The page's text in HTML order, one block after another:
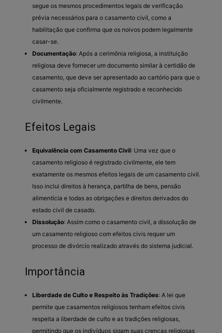
segue os mesmos procedimentos legais de verificação
prévia necessários para o casamento civil, como a
habilitação que confirma que os noivos podem legalmente
casar-se.
Documentação: Após a cerimônia religiosa, a instituição
religiosa deve fornecer um documento similar à certidão de
casamento, que deve ser apresentado ao cartório para que o
casamento seja oficialmente registrado e reconhecido
civilmente.
Efeitos Legais
Equivalência com Casamento Civil: Uma vez que o
casamento religioso é registrado civilmente, ele tem
exatamente os mesmos efeitos legais de um casamento civil.
Isso inclui direitos à herança, partilha de bens, pensão
alimentícia e todas as obrigações e direitos derivados do
estado civil de casado.
Dissolução: Assim como o casamento civil, a dissolução de
um casamento religioso com efeitos civis requer um
processo de divórcio realizado através do sistema judicial.
Importância
Liberdade de Culto e Respeito às Tradições: A lei que
permite que casamentos religiosos tenham efeitos civis
respeita a liberdade de culto e as tradições religiosas,
permitindo que os indivíduos sigam suas crenças religiosas